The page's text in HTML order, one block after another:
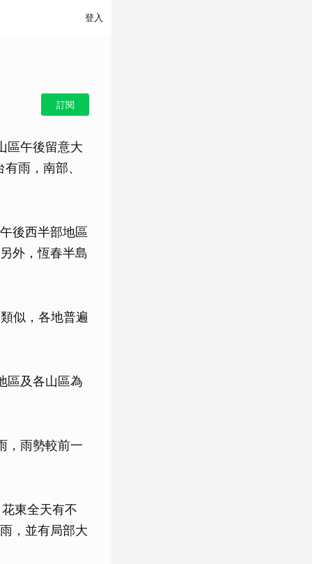
登入
訂閱
區午後留意大
雨，南部、
後西半部地區
外，恆春半島
似，各地普遍
區及各山區為
，雨勢較前一
東全天有不
，並有局部大